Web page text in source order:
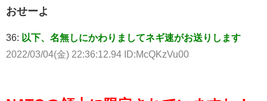
おせーよ
36: 以下、名無しにかわりましてネギ速がお送りします
2022/03/04(金) 22:36:12.94 ID:McQKzVu00